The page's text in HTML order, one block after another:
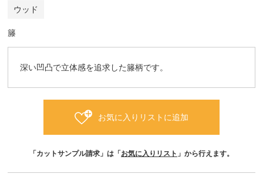
ウッド
籐
深い凹凸で立体感を追求した籐柄です。
お気に入りリストに追加
「カットサンプル請求」は「 お気に入りリスト 」から行えます。